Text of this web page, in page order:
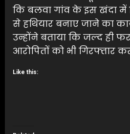
कि बलवा गांव के इस खंदा
से हथियार बनाए जाने का
उन्होंने बताया कि जल्द ही
आरोपितों को भी गिरफ्तार
Like this: